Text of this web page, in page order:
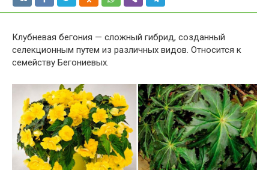
Клубневая бегония — сложный гибрид, созданный
селекционным путем из различных видов. Относится к
семейству Бегониевых.